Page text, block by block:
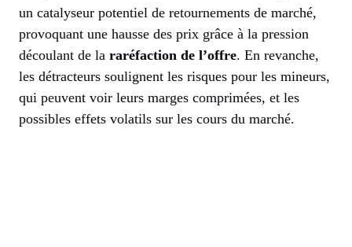
un catalyseur potentiel de retournements de marché,
provoquant une hausse des prix grâce à la pression
découlant de la raréfaction de l’offre. En revanche,
les détracteurs soulignent les risques pour les mineurs,
qui peuvent voir leurs marges comprimées, et les
possibles effets volatils sur les cours du marché.